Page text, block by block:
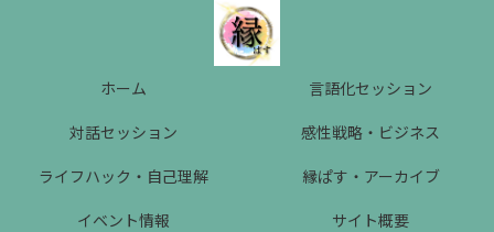
ホーム
言語化セッション
対話セッション
感性戦略・ビジネス
ライフハック・自己理解
縁ぱす・アーカイブ
イベント情報
サイト概要